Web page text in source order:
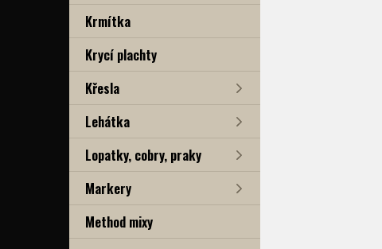
Krmítka
Krycí plachty
Křesla
Lehátka
Lopatky, cobry, praky
Markery
Method mixy